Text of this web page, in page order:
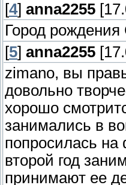
[4] anna2255
Город
[5] anna2255
zimano, вы
довольно
хорошо
занимались в
попросилась на
второй год
принимают ее